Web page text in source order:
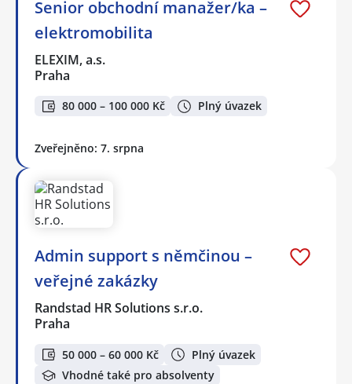
Senior obchodní manažer/ka –
elektromobilita
ELEXIM, a.s.
Praha
80 000 – 100 000 Kč Plný úvazek
Zveřejněno: 7. srpna
Admin support s němčinou –
veřejné zakázky
Randstad HR Solutions s.r.o.
Praha
50 000 – 60 000 Kč
Plný úvazek
Vhodné také pro absolventy